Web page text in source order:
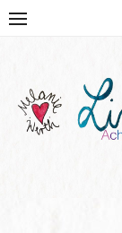
Skip